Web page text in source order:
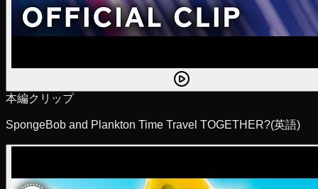
本編クリップ
SpongeBob and Plankton Time Travel TOGETHER?(英語)